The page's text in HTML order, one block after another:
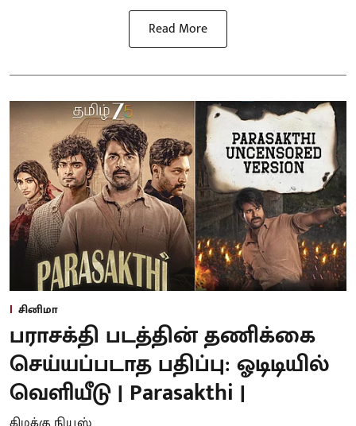
Read More
சினிமா
பராசக்தி படத்தின் தணிக்கை
செய்யப்படாத பதிப்பு: ஓடிடியில்
வெளியீடு | Parasakthi |